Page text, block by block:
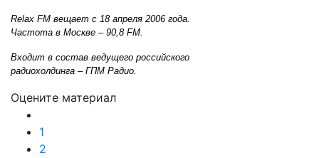
Relax FM вещает с 18 апреля 2006 года.
Частота в Москве – 90,8 FM.
Входит в состав ведущего российского
радиохолдинга – ГПМ Радио.
Оцените материал
1
2